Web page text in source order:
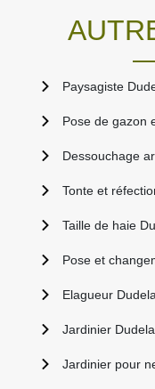
Paysagiste
Pose de gazon
Dessouchage
Tonte et
Taille de haie
Pose et
Elagueur
Jardinier
Jardinier pour